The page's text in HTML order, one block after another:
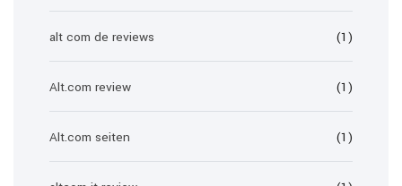
alt com de reviews (1)
Alt.com review (1)
Alt.com seiten (1)